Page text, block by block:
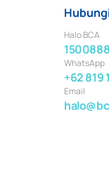
Halo BCA
WhatsApp
+62 819
Email